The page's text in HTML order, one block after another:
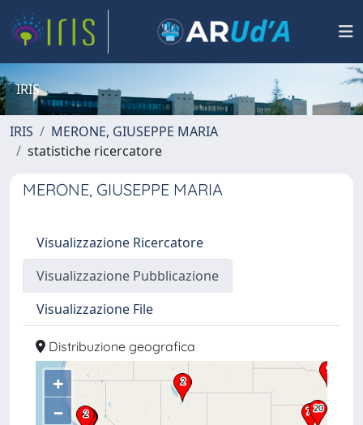
IRIS
IRIS
MERONE, GIUSEPPE MARIA
statistiche ricercatore
MERONE, GIUSEPPE MARIA
Visualizzazione Ricercatore
Visualizzazione Pubblicazione
Visualizzazione File
Distribuzione geografica
+
–